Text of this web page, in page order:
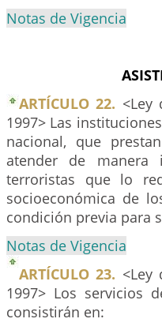
Notas de Vigencia
ARTÍCULO 22. <Ley
1997> Las
nacional, que
atender de
terroristas que lo
socioeconómica de
condición previa para
Notas de Vigencia
ARTÍCULO 23. <Ley
1997> Los servicios
consistirán en: